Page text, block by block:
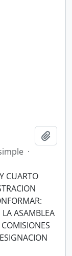
·
CUARTO
LA ASAMBLEA